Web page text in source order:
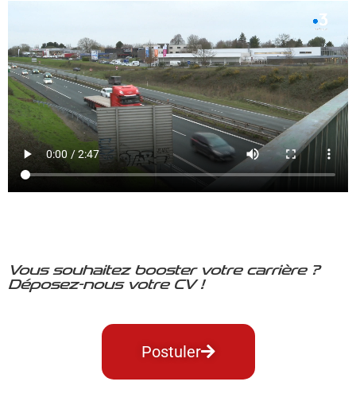
Vous souhaitez booster votre carrière ?
Déposez-nous votre CV !
Postuler